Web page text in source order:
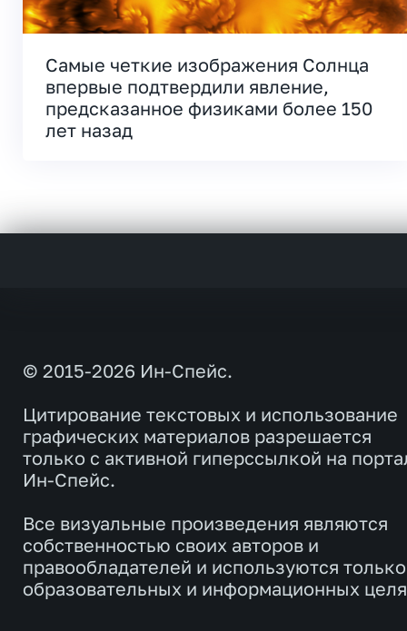
Самые четкие изображения Солнца
впервые подтвердили явление,
предсказанное физиками более 150
лет назад
© 2015-2026 Ин-Спейс.
Цитирование текстовых и использование
графических материалов разрешается
только с активной гиперссылкой на
Ин-Спейс.
Все визуальные произведения являются
собственностью своих авторов и
правообладателей и используются
образовательных и информационных